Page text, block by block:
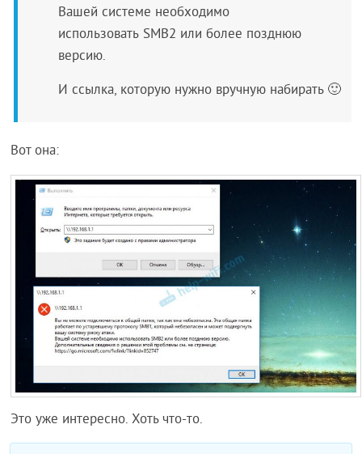
Вашей системе необходимо
использовать SMB2 или более позднюю
версию.
И ссылка, которую нужно вручную набирать 🙂
Вот она:
Это уже интересно. Хоть что-то.